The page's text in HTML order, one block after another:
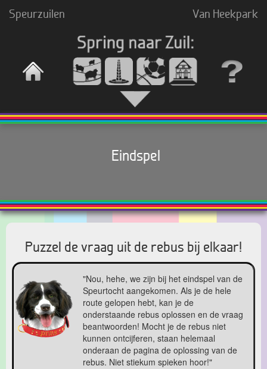
Speurzuilen Van Heekpark
Eindspel
Puzzel de vraag uit de rebus bij elkaar!
"Nou, hehe, we zijn bij het eindspel van de
Speurtocht aangekomen. Als je de hele
route gelopen hebt, kan je de
onderstaande rebus oplossen en de vraag
beantwoorden! Mocht je de rebus niet
kunnen ontcijferen, staan helemaal
onderaan de pagina de oplossing van de
rebus. Niet stiekum spieken hoor!"